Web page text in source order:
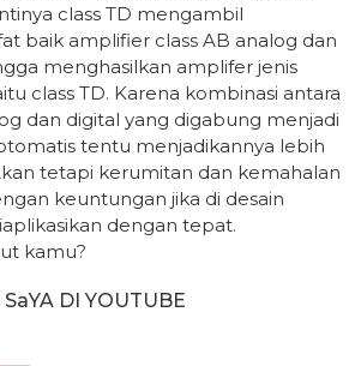
class TD mengambil
baik amplifier class AB analog dan
menghasilkan amplifer jenis
class TD. Karena kombinasi antara
dan digital yang digabung menjadi
tentu menjadikannya lebih
tetapi kerumitan dan kemahalan
keuntungan jika di desain
dengan tepat.
kamu?
DI YOUTUBE